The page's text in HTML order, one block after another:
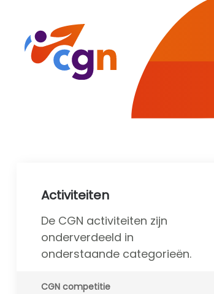
Activiteiten
De CGN activiteiten zijn
onderverdeeld in
onderstaande categorieën.
CGN competitie